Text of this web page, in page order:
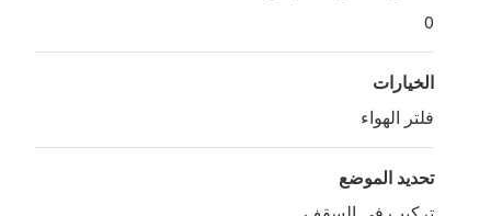
0
الخيارات
فلتر الهواء
تحديد الموضع